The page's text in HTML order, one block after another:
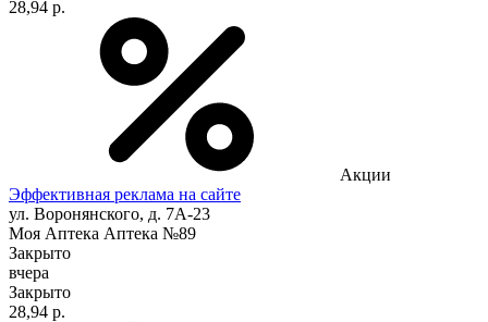
28,94 р.
Акции
Эффективная реклама на сайте
ул. Воронянского, д. 7А-23
Моя Аптека Аптека №89
Закрыто
вчера
Закрыто
28,94 р.